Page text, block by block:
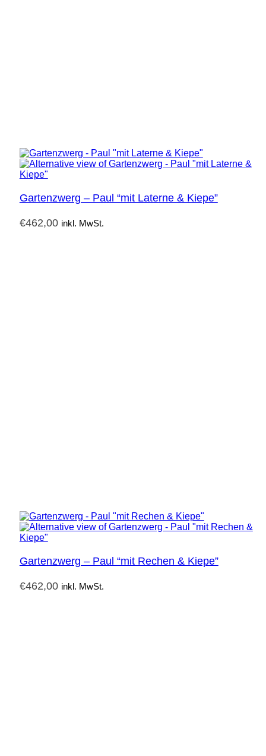
Gartenzwerg – Paul “mit Laterne & Kiepe”
€462,00 inkl. MwSt.
Gartenzwerg – Paul “mit Rechen & Kiepe”
€462,00 inkl. MwSt.